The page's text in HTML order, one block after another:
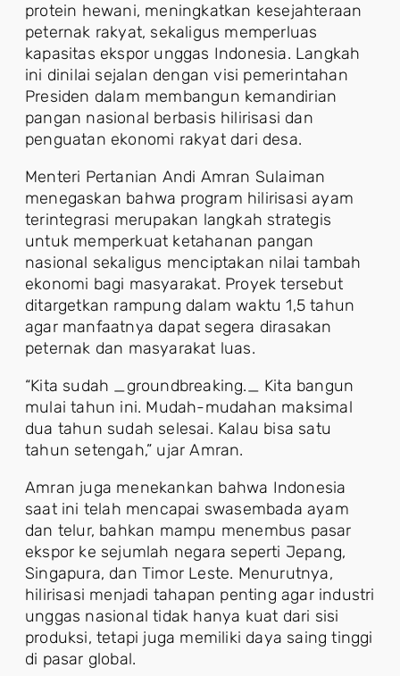
protein hewani, meningkatkan kesejahteraan
peternak rakyat, sekaligus memperluas
kapasitas ekspor unggas Indonesia. Langkah
ini dinilai sejalan dengan visi pemerintahan
Presiden dalam membangun kemandirian
pangan nasional berbasis hilirisasi dan
penguatan ekonomi rakyat dari desa.
Menteri Pertanian Andi Amran Sulaiman
menegaskan bahwa program hilirisasi ayam
terintegrasi merupakan langkah strategis
untuk memperkuat ketahanan pangan
nasional sekaligus menciptakan nilai tambah
ekonomi bagi masyarakat. Proyek tersebut
ditargetkan rampung dalam waktu 1,5 tahun
agar manfaatnya dapat segera dirasakan
peternak dan masyarakat luas.
“Kita sudah _groundbreaking._ Kita bangun
mulai tahun ini. Mudah-mudahan maksimal
dua tahun sudah selesai. Kalau bisa satu
tahun setengah,” ujar Amran.
Amran juga menekankan bahwa Indonesia
saat ini telah mencapai swasembada ayam
dan telur, bahkan mampu menembus pasar
ekspor ke sejumlah negara seperti Jepang,
Singapura, dan Timor Leste. Menurutnya,
hilirisasi menjadi tahapan penting agar industri
unggas nasional tidak hanya kuat dari sisi
produksi, tetapi juga memiliki daya saing tinggi
di pasar global.